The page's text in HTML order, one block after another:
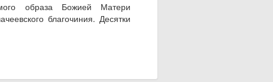
образа Божией Матери
благочиния. Десятки